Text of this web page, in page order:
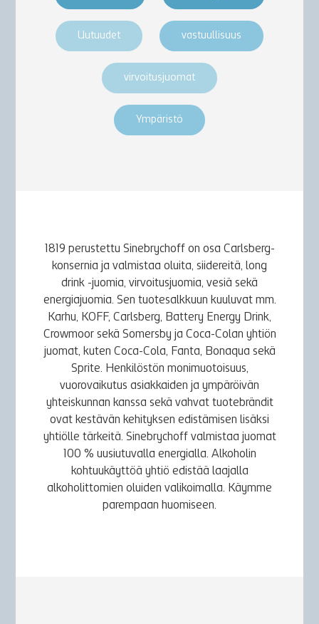
Uutuudet vastuullisuus
virvoitusjuomat
Ympäristö
1819 perustettu Sinebrychoff on osa Carlsberg-
konsernia ja valmistaa oluita, siidereitä, long
drink -juomia, virvoitusjuomia, vesiä sekä
energiajuomia. Sen tuotesalkkuun kuuluvat mm.
Karhu, KOFF, Carlsberg, Battery Energy Drink,
Crowmoor sekä Somersby ja Coca-Colan yhtiön
juomat, kuten Coca-Cola, Fanta, Bonaqua sekä
Sprite. Henkilöstön monimuotoisuus,
vuorovaikutus asiakkaiden ja ympäröivän
yhteiskunnan kanssa sekä vahvat tuotebrändit
ovat kestävän kehityksen edistämisen lisäksi
yhtiölle tärkeitä. Sinebrychoff valmistaa juomat
100 % uusiutuvalla energialla. Alkoholin
kohtuukäyttöä yhtiö edistää laajalla
alkoholittomien oluiden valikoimalla. Käymme
parempaan huomiseen.